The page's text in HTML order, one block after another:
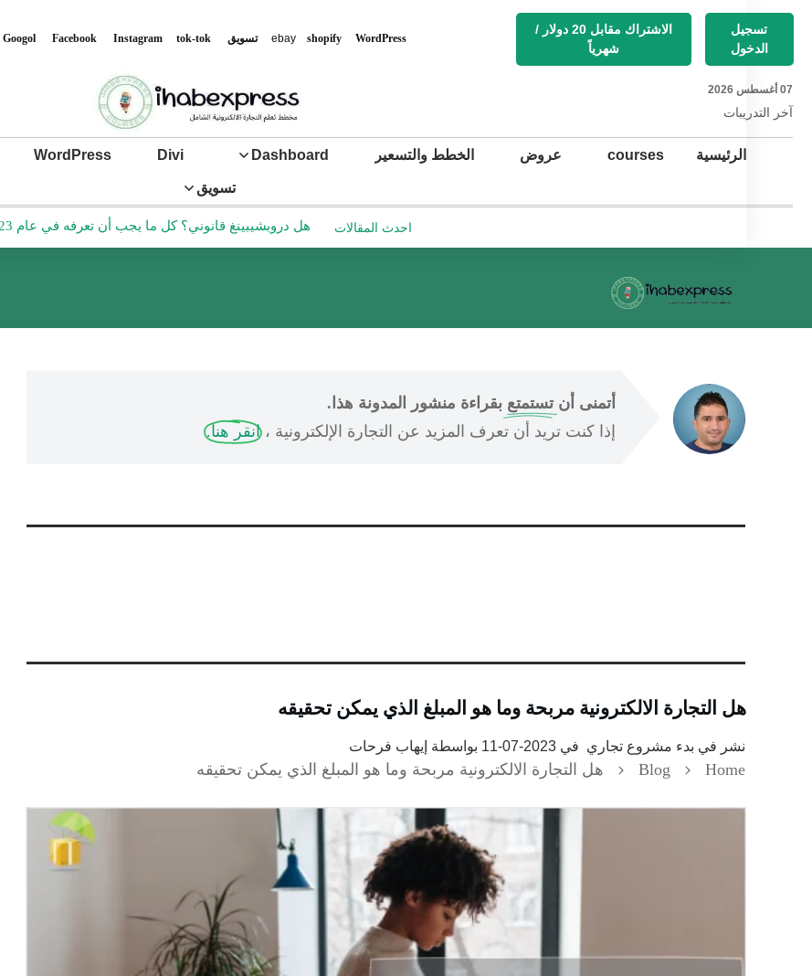
تسجيل
الدخول
الاشتراك مقابل 20 دولار /
شهرياً
ebay shopify WordPress تسويق Googol Facebook Instagram tok-tok
07 أغسطس 2026
آخر التدريبات
الرئيسية courses عروض الخطط والتسعير Dashboard
Divi
WordPress
تسويق
احدث المقالات هل دروبشيبينغ قانوني؟ كل ما يجب أن تعرفه في عام 2023
أتمنى أن تستمتع بقراءة منشور المدونة هذا.
إذا كنت تريد أن تعرف المزيد عن التجارة الإلكترونية ،انقر هنا.
هل التجارة الالكترونية مربحة وما هو المبلغ الذي يمكن تحقيقه
نشر في بدء مشروع تجاري في 2023-07-11 بواسطة إيهاب فرحات
Home
Blog هل التجارة الالكترونية مربحة وما هو المبلغ الذي يمكن تحقيقه